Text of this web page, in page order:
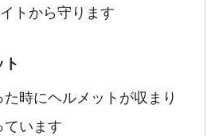
トから守ります
時にヘルメットが収まり
います